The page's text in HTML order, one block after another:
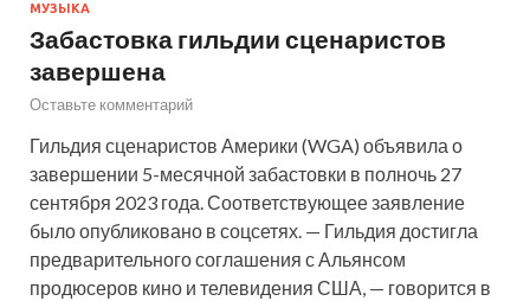
МУЗЫКА
Забастовка гильдии сценаристов
завершена
Оставьте комментарий
Гильдия сценаристов Америки (WGA) объявила о
завершении 5-месячной забастовки в полночь 27
сентября 2023 года. Соответствующее заявление
было опубликовано в соцсетях. — Гильдия достигла
предварительного соглашения с Альянсом
продюсеров кино и телевидения США, — говорится в